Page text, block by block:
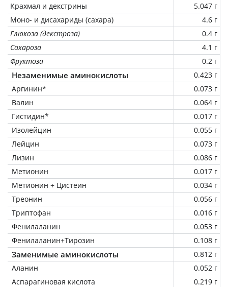
Крахмал и декстрины
5.047 г
Моно- и дисахариды (сахара)
4.6 г
Глюкоза (декстроза)
0.4 г
Сахароза
4.1 г
Фруктоза
0.2 г
Незаменимые аминокислоты
0.423 г
Аргинин*
0.073 г
Валин
0.064 г
Гистидин*
0.017 г
Изолейцин
0.055 г
Лейцин
0.073 г
Лизин
0.086 г
Метионин
0.017 г
Метионин + Цистеин
0.034 г
Треонин
0.056 г
Триптофан
0.016 г
Фенилаланин
0.053 г
Фенилаланин+Тирозин
0.108 г
Заменимые аминокислоты
0.812 г
Аланин
0.052 г
Аспарагиновая кислота
0.219 г